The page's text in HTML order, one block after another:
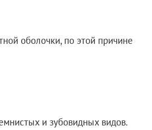
оболочки, по этой причине
и зубовидных видов.